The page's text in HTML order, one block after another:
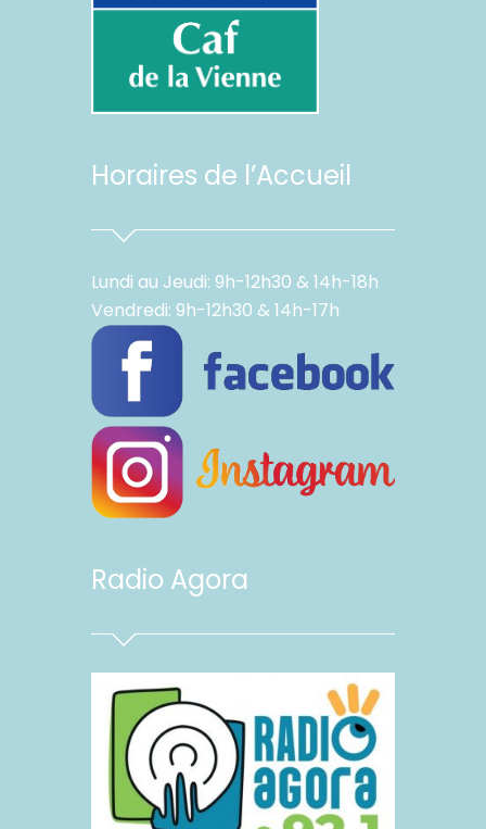
Horaires de l’Accueil
Lundi au Jeudi: 9h-12h30 & 14h-18h
Vendredi: 9h-12h30 & 14h-17h
Radio Agora